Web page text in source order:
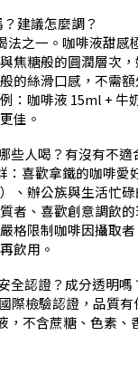
建議怎麼調？
法之一。咖啡液甜感
焦糖般的圓潤層次
的絲滑口感，不需
：咖啡液 15ml + 牛
佳。
些人喝？有沒有不適
：喜歡拿鐵的咖啡愛
、辦公族與生活忙
者、喜歡創意調飲
格限制咖啡因攝取
飲用。
全認證？成分透明嗎
際檢驗認證，品質
不含蔗糖、色素、